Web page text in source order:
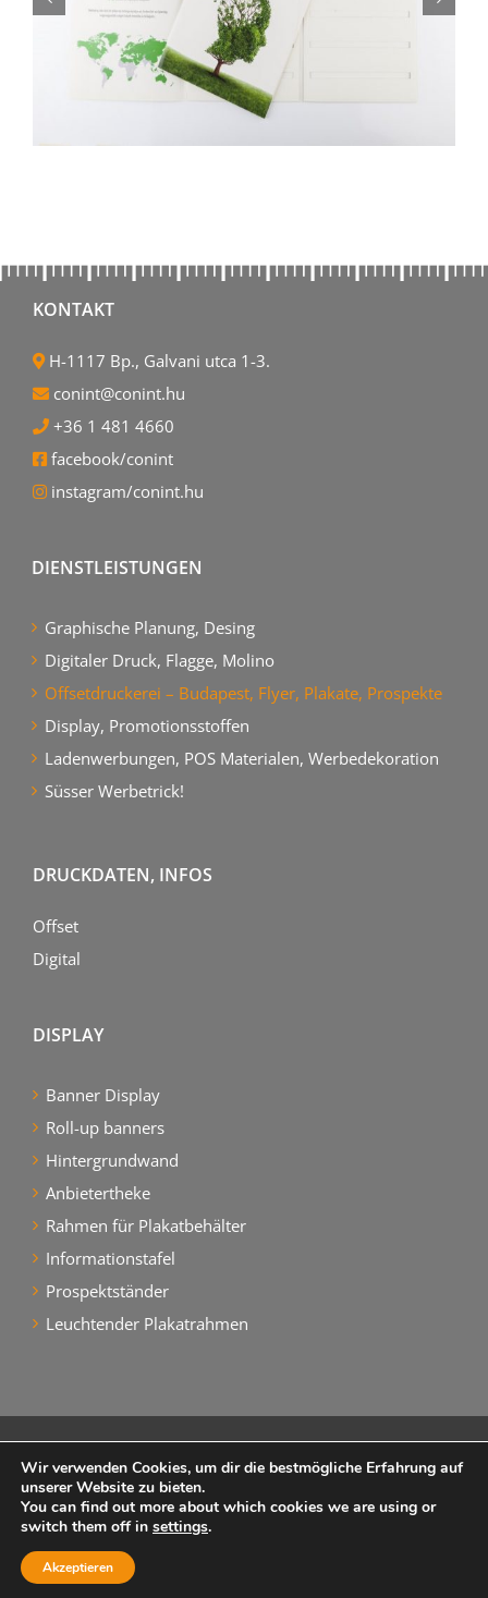
KONTAKT
H-1117 Bp., Galvani utca 1-3.
conint@conint.hu
+36 1 481 4660
facebook/conint
instagram/conint.hu
DIENSTLEISTUNGEN
Graphische Planung, Desing
Digitaler Druck, Flagge, Molino
Offsetdruckerei – Budapest, Flyer, Plakate, Prospekte
Display, Promotionsstoffen
Ladenwerbungen, POS Materialen, Werbedekoration
Süsser Werbetrick!
DRUCKDATEN, INFOS
Offset
Digital
DISPLAY
Banner Display
Roll-up banners
Hintergrundwand
Anbietertheke
Rahmen für Plakatbehälter
Informationstafel
Prospektständer
Leuchtender Plakatrahmen
CONINT-PRINT KFT. ALLE RECHTE VORBEHALTEN
HOMESIETE ÜBER UNS REFERENZEN
Wir verwenden Cookies, um dir die bestmögliche Erfahrung auf
unserer Website zu bieten.
You can find out more about which cookies we are using or
switch them off in settings.
Akzeptieren